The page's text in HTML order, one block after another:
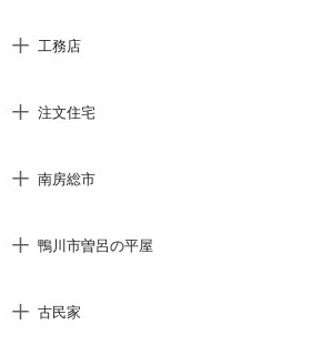
工務店
注文住宅
南房総市
鴨川市曽呂の平屋
古民家